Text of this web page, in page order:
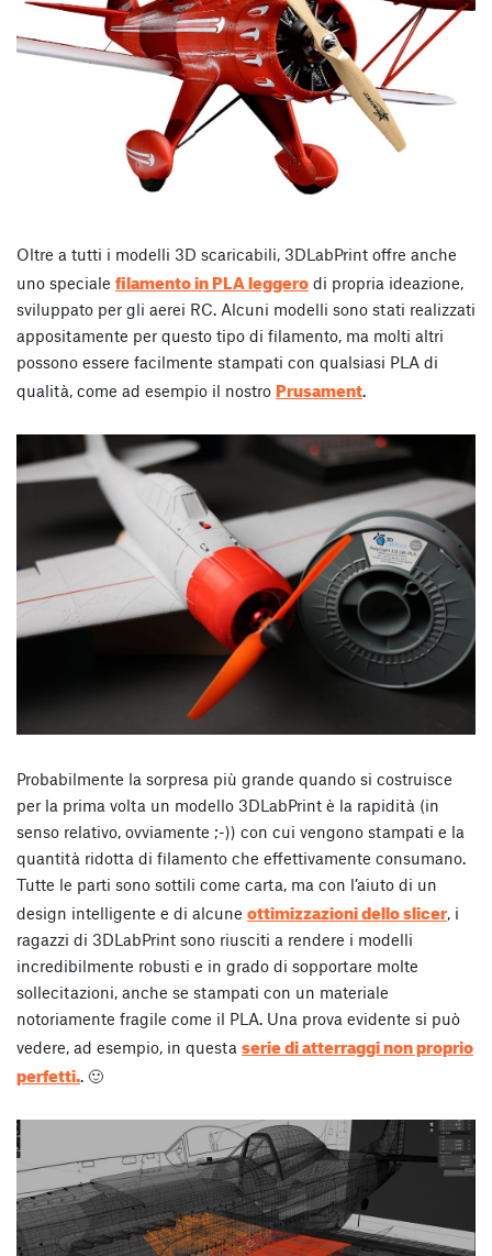
Oltre a tutti i modelli 3D scaricabili, 3DLabPrint offre anche
uno speciale filamento in PLA leggero di propria ideazione,
sviluppato per gli aerei RC. Alcuni modelli sono stati realizzati
appositamente per questo tipo di filamento, ma molti altri
possono essere facilmente stampati con qualsiasi PLA di
qualità, come ad esempio il nostro Prusament.
Probabilmente la sorpresa più grande quando si costruisce
per la prima volta un modello 3DLabPrint è la rapidità (in
senso relativo, ovviamente ;-)) con cui vengono stampati e la
quantità ridotta di filamento che effettivamente consumano.
Tutte le parti sono sottili come carta, ma con l’aiuto di un
design intelligente e di alcune ottimizzazioni dello slicer, i
ragazzi di 3DLabPrint sono riusciti a rendere i modelli
incredibilmente robusti e in grado di sopportare molte
sollecitazioni, anche se stampati con un materiale
notoriamente fragile come il PLA. Una prova evidente si può
vedere, ad esempio, in questa serie di atterraggi non proprio
perfetti.. 🙂